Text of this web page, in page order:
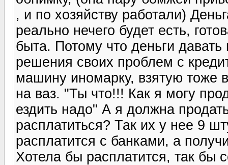
, и по хозяйству работали)
реально нечего будет есть,
быта. Потому что деньги
решения своих проблем с
машину иномарку, взятую тоже
на ваз. "Ты что!!! Как я могу
ездить надо" А я должна
расплатиться? Так их у нее 9
расплатится с банками, а
Хотела бы расплатится, так бы